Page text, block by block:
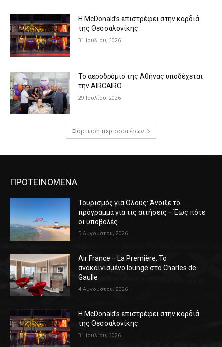
Η McDonald’s επιστρέφει στην καρδιά
της Θεσσαλονίκης
31 Ιουλίου, 2026
Το αεροδρόμιο της Αθήνας υποδέχεται
την AIRCAIRO
29 Ιουλίου, 2026
Φόρτωση περισσοτέρων
ΠΡΟΤΕΙΝΟΜΕΝΑ
Τουρισμός για Όλους: Άνοιξε το
πρόγραμμα για τις αιτήσεις – Έως πότε
οι υποβολές
5 Αυγούστου, 2026
Air France – La Première: Το
ανακαινισμένο lounge στο Charles de
Gaulle
4 Αυγούστου, 2026
Η McDonald’s επιστρέφει στην καρδιά
της Θεσσαλονίκης
31 Ιουλίου, 2026